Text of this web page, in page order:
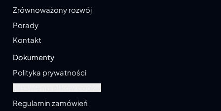
Zrównoważony rozwój
Porady
Kontakt
Dokumenty
Polityka prywatności
Regulamin zamówień